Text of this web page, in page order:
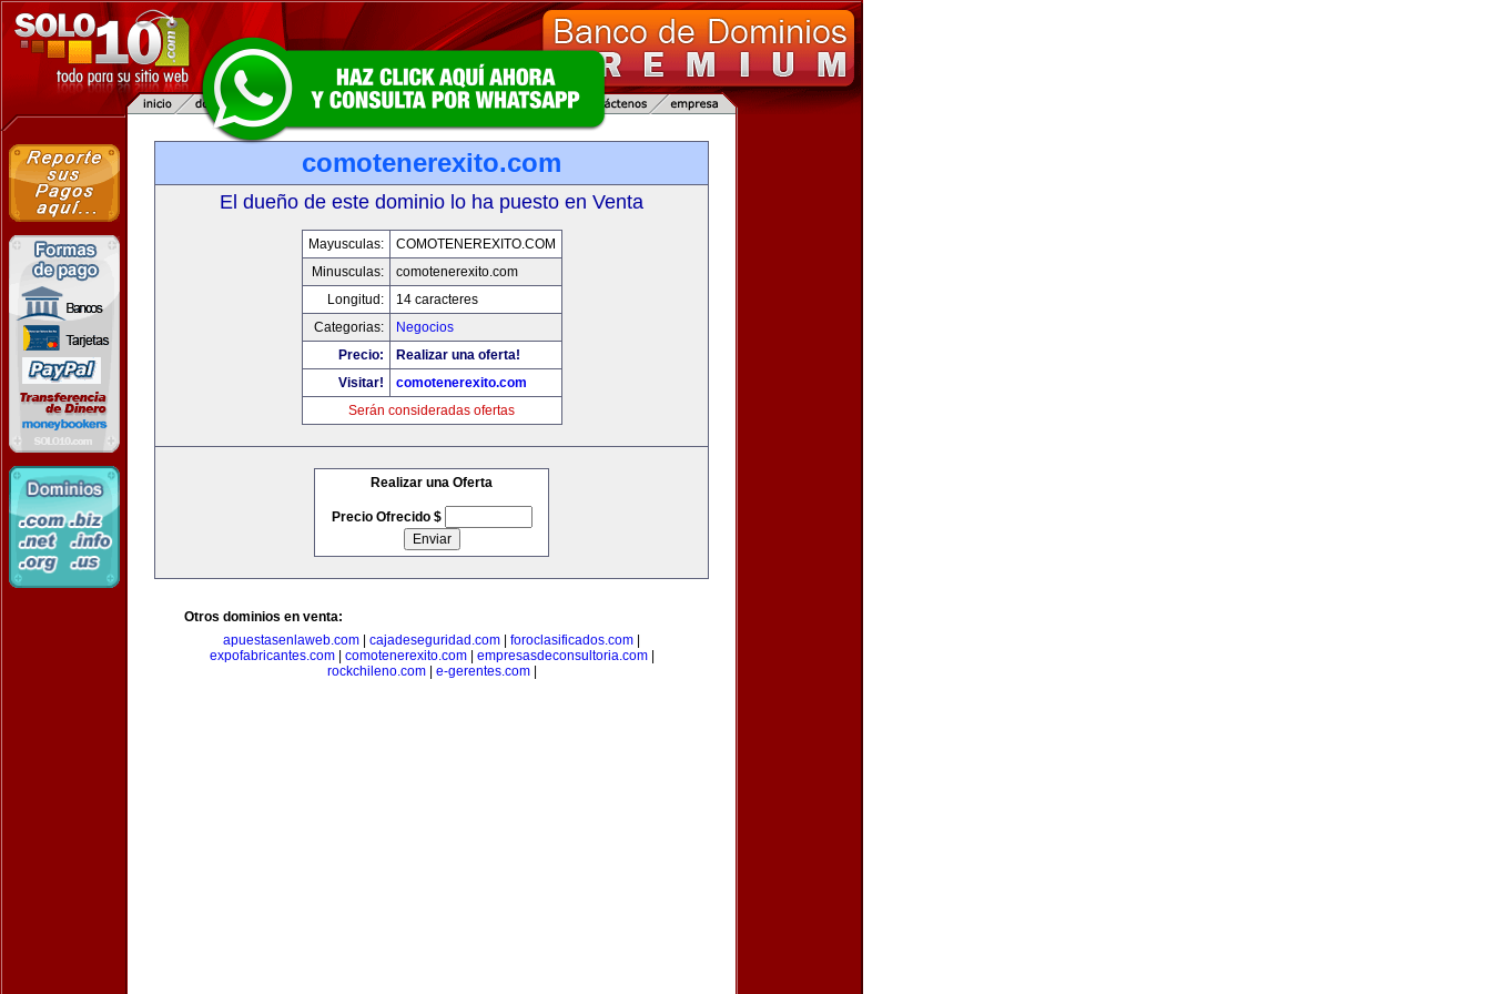
comotenerexito.com
El dueño de este dominio lo ha puesto en Venta
Mayusculas:
COMOTENEREXITO.COM
Minusculas:
comotenerexito.com
Longitud:
14 caracteres
Categorias:
Negocios
Precio:
Realizar una oferta!
Visitar!
comotenerexito.com
Serán consideradas ofertas
Realizar una Oferta
Precio Ofrecido $
Otros dominios en venta:
apuestasenlaweb.com
cajadeseguridad.com foroclasificados.com
expofabricantes.com| comotenerexito.com| empresasdeconsultoria.com|
rockchileno.com| e-gerentes.com|